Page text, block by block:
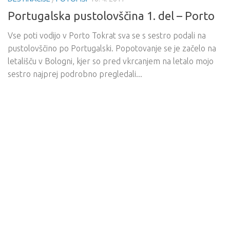
Portugalska pustolovščina 1. del – Porto
Vse poti vodijo v Porto Tokrat sva se s sestro podali na
pustolovščino po Portugalski. Popotovanje se je začelo na
letališču v Bologni, kjer so pred vkrcanjem na letalo mojo
sestro najprej podrobno pregledali...